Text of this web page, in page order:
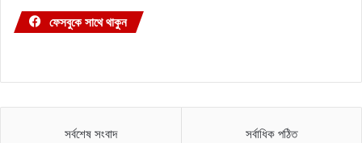
ফেসবুকে সাথে থাকুন
সর্বশেষ সংবাদ সর্বাধিক পঠিত